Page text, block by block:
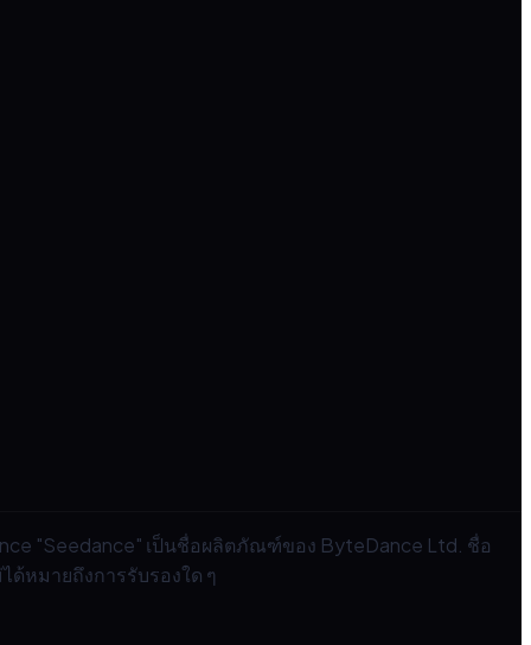
"Seedance" เป็นชื่อผลิตภัณฑ์ของ ByteDance Ltd. ชื่อ
หมายถึงการรับรองใด ๆ